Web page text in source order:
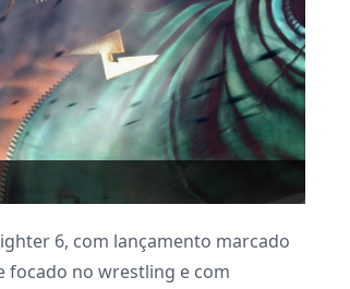
6, com lançamento marcado
focado no wrestling e com